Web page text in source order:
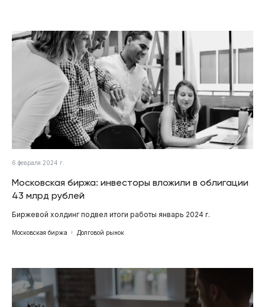
6 февраля 2024 г.
Московская биржа: инвесторы вложили в облигации
43 млрд рублей
Биржевой холдинг подвел итоги работы январь 2024 г.
Московская биржа Долговой рынок